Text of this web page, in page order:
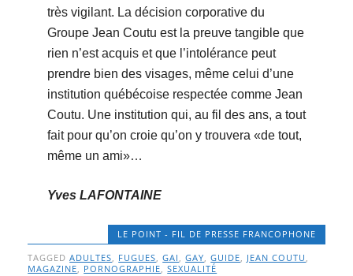
très vigilant. La décision corporative du
Groupe Jean Coutu est la preuve tangible que
rien n’est acquis et que l’intolérance peut
prendre bien des visages, même celui d’une
institution québécoise respectée comme Jean
Coutu. Une institution qui, au fil des ans, a tout
fait pour qu’on croie qu’on y trouvera «de tout,
même un ami»…
Yves LAFONTAINE
LE POINT - FIL DE PRESSE FRANCOPHONE
TAGGEDADULTES, FUGUES,GAI ,GAY,GUIDE, JEAN COUTU ,
MAGAZINE, PORNOGRAPHIE,SEXUALITÉ